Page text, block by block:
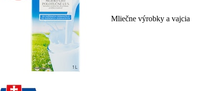
Mliečne výrobky a vajcia